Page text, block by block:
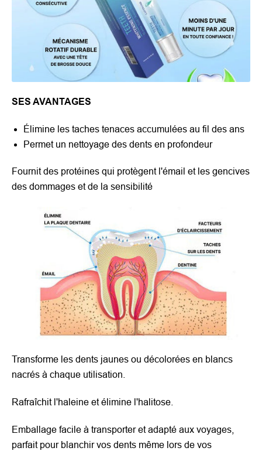
SES AVANTAGES
Élimine les taches tenaces accumulées au fil des ans
Permet un nettoyage des dents en profondeur
Fournit des protéines qui protègent l'émail et les gencives
des dommages et de la sensibilité
Transforme les dents jaunes ou décolorées en blancs
nacrés à chaque utilisation.
Rafraîchit l'haleine et élimine l'halitose.
Emballage facile à transporter et adapté aux voyages,
parfait pour blanchir vos dents même lors de vos